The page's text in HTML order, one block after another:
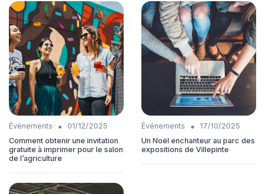
Événements •
01/12/2025
Comment obtenir une invitation
gratuite à imprimer pour le salon
de l’agriculture
Événements •
17/10/2025
Un Noël enchanteur au parc des
expositions de Villepinte